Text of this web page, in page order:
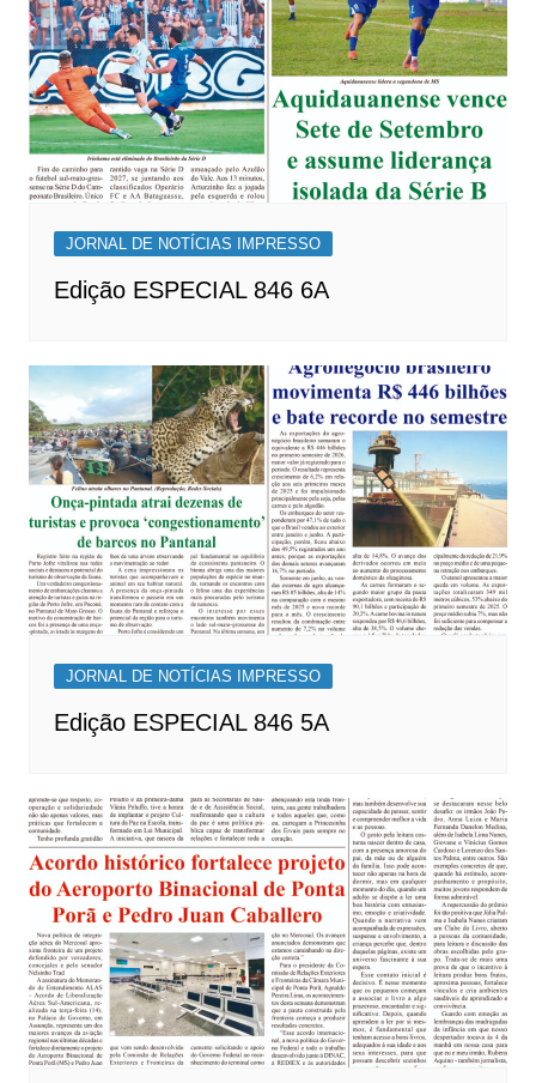
JORNAL DE NOTÍCIAS IMPRESSO
Edição ESPECIAL 846 6A
JORNAL DE NOTÍCIAS IMPRESSO
Edição ESPECIAL 846 5A